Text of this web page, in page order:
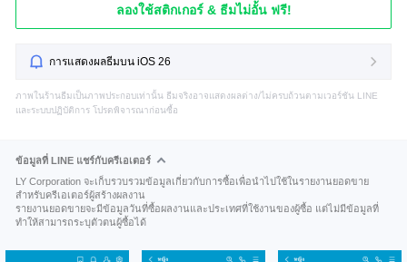
ลองใช้สติกเกอร์ & ธีมไม่อั้น ฟรี!
การแสดงผลธีมบน iOS 26
ภาพในร้านธีมเป็นภาพประกอบเท่านั้น ธีมจริงอาจแสดงผลต่าง/ไม่ครบถ้วนตามเวอร์ชัน LINE
และระบบปฏิบัติการ โปรดพิจารณาก่อนซื้อ
ข้อมูลที่ LINE แชร์กับครีเอเตอร์
LY Corporation จะเก็บรวบรวมข้อมูลเกี่ยวกับการซื้อเพื่อนำไปใช้ในรายงานยอดขาย
สำหรับครีเอเตอร์ผู้สร้างผลงาน
รายงานยอดขายจะมีข้อมูลวันที่ซื้อผลงานและประเทศที่ใช้งานของผู้ซื้อ แต่ไม่มีข้อมูลที่
ทำให้สามารถระบุตัวตนผู้ซื้อได้